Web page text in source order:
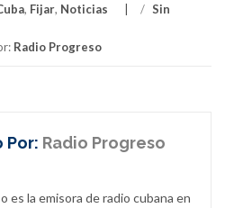
, Fijar, Noticias / Sin
Radio Progreso
Por: Radio Progreso
es la emisora de radio cubana en